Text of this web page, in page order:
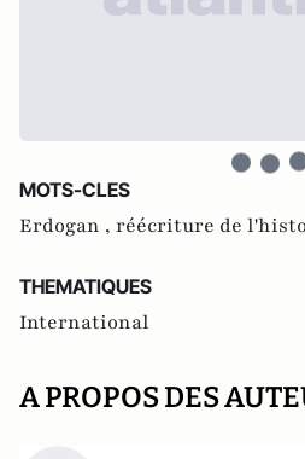
MOTS-CLES
Erdogan , réécriture de
THEMATIQUES
International
A PROPOS DES